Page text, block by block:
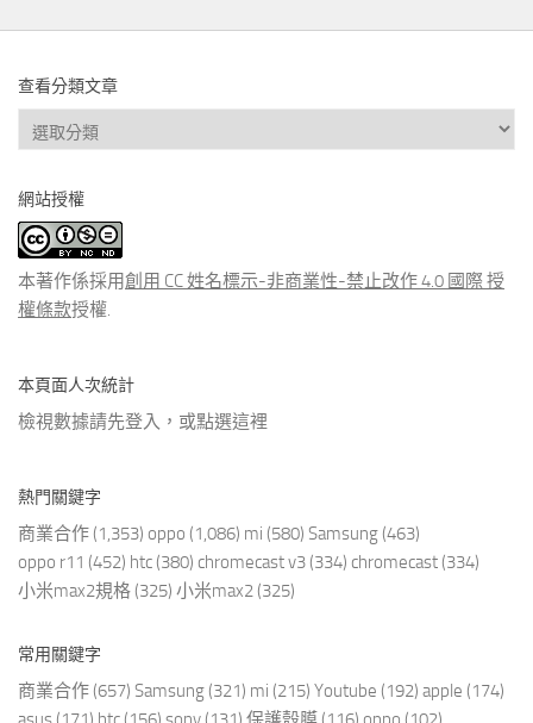
查看分類文章
查
看
類
文
章
網站授權
本著作係採用創用 CC 姓名標示-非商業性-禁止改作 4.0 國際 授
權條款授權.
本頁面人次統計
檢視數據請先登入，或點選這裡
熱門關鍵字
商業合作 (1,353) oppo (1,086) mi (580) Samsung (463)
oppo r11 (452) htc (380) chromecast v3 (334) chromecast (334)
小米max2規格 (325) 小米max2 (325)
常用關鍵字
商業合作 (657) Samsung (321) mi (215) Youtube (192) apple (174)